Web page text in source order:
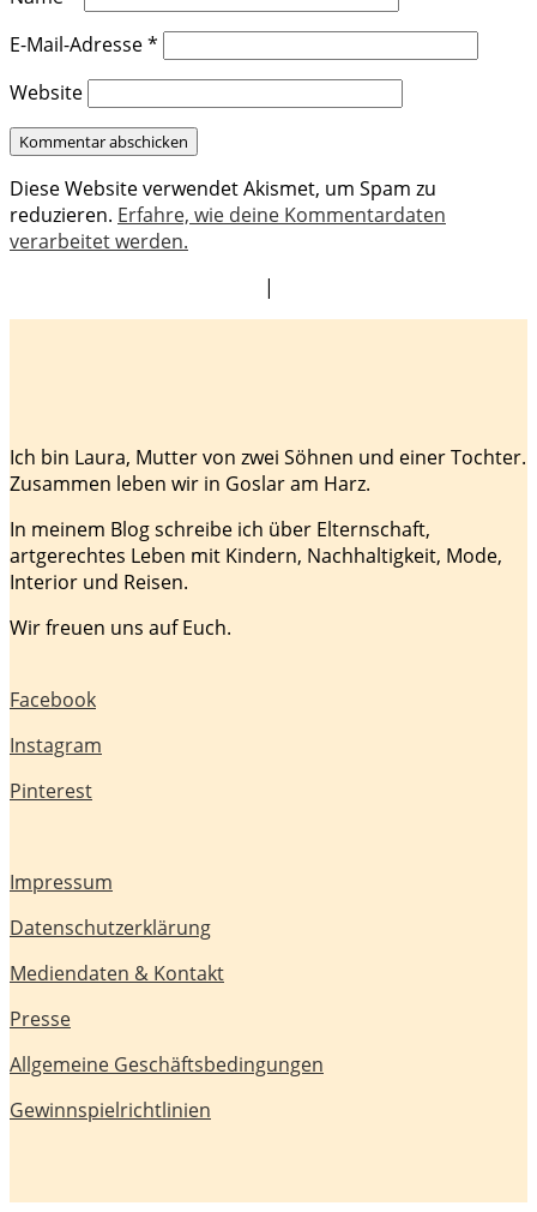
E-Mail-Adresse*
Website
Diese Website verwendet Akismet, um Spam zu
reduzieren. Erfahre, wie deine Kommentardaten
verarbeitet werden.
|
Ich bin Laura, Mutter von zwei Söhnen und einer Tochter.
Zusammen leben wir in Goslar am Harz.
In meinem Blog schreibe ich über Elternschaft,
artgerechtes Leben mit Kindern, Nachhaltigkeit, Mode,
Interior und Reisen.
Wir freuen uns auf Euch.
Facebook
Instagram
Pinterest
Impressum
Datenschutzerklärung
Mediendaten & Kontakt
Presse
Allgemeine Geschäftsbedingungen
Gewinnspielrichtlinien